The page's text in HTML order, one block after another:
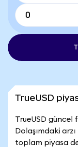
TrueUSD
TrueUSD güncel
Dolaşımdaki
toplam piyasa